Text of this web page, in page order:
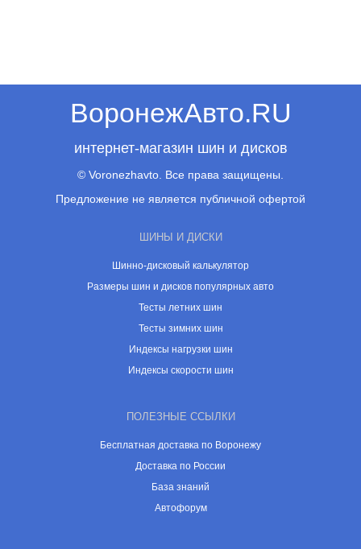
ВоронежАвто.RU
интернет-магазин шин и дисков
© Voronezhavto. Все права защищены.
Предложение не является публичной офертой
ШИНЫ И ДИСКИ
Шинно-дисковый калькулятор
Размеры шин и дисков популярных авто
Тесты летних шин
Тесты зимних шин
Индексы нагрузки шин
Индексы скорости шин
ПОЛЕЗНЫЕ ССЫЛКИ
Бесплатная доставка по Воронежу
Доставка по России
База знаний
Автофорум